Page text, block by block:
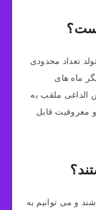
تعداد محدودی
ماه های
الداغی ملقب به
معروفیت قابل
و می توانیم به